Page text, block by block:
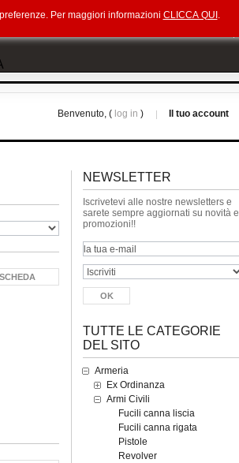
Il tuo account
Benvenuto, ( log in )
NEWSLETTER
Iscrivetevi alle nostre newsletters e
sarete sempre aggiornati su novità e
promozioni!!
TUTTE LE CATEGORIE
DEL SITO
Armeria
Ex Ordinanza
Armi Civili
Fucili canna liscia
Fucili canna rigata
Pistole
Revolver
Per maggiori informazioni CLICCA QUI .